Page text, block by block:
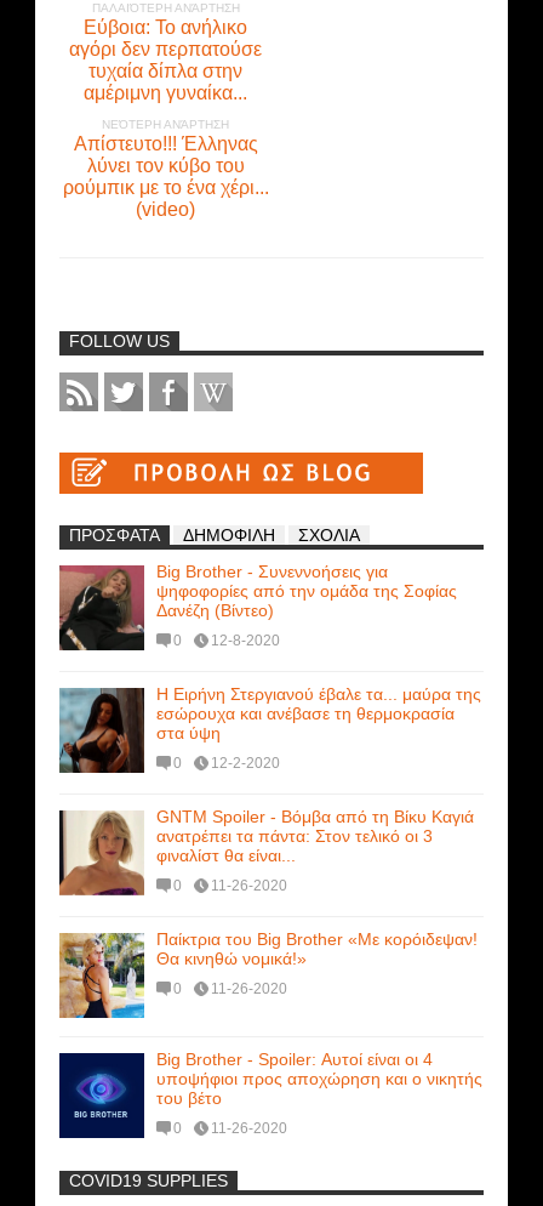
ΠΑΛΑΙΌΤΕΡΗ ΑΝΆΡΤΗΣΗ
Εύβοια: Το ανήλικο
αγόρι δεν περπατούσε
τυχαία δίπλα στην
αμέριμνη γυναίκα...
ΝΕΌΤΕΡΗ ΑΝΆΡΤΗΣΗ
Απίστευτο!!! Έλληνας
λύνει τον κύβο του
ρούμπικ με το ένα χέρι...
(video)
FOLLOW US
ΠΡΟΣΦΑΤΑ ΔΗΜΟΦΙΛΗ
ΣΧΟΛΙΑ
Big Brother - Συνεννοήσεις για
ψηφοφορίες από την ομάδα της Σοφίας
Δανέζη (Βίντεο)
0 12-8-2020
Η Ειρήνη Στεργιανού έβαλε τα... μαύρα της
εσώρουχα και ανέβασε τη θερμοκρασία
στα ύψη
0 12-2-2020
GNTM Spoiler - Βόμβα από τη Βίκυ Καγιά
ανατρέπει τα πάντα: Στον τελικό οι 3
φιναλίστ θα είναι...
0 11-26-2020
Παίκτρια του Big Brother «Με κορόιδεψαν!
Θα κινηθώ νομικά!»
0 11-26-2020
Big Brother - Spoiler: Αυτοί είναι οι 4
υποψήφιοι προς αποχώρηση και ο νικητής
του βέτο
0 11-26-2020
-
COVID19 SUPPLIES